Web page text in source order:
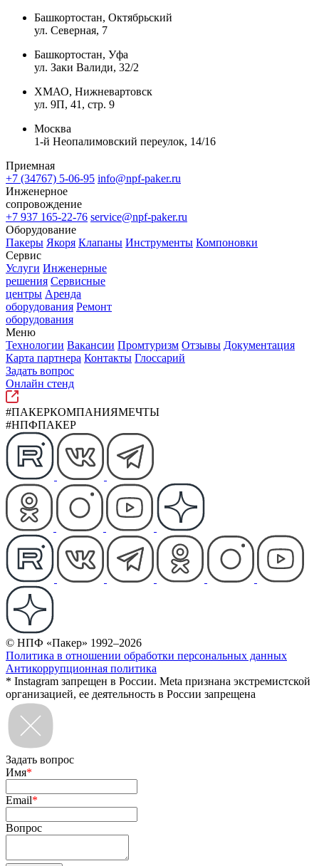
Башкортостан, Октябрьский
ул. Северная, 7
Башкортостан, Уфа
ул. Заки Валиди, 32/2
ХМАО, Нижневартовск
ул. 9П, 41, стр. 9
Москва
1-й Неопалимовский переулок, 14/16
Приемная
+7 (34767) 5-06-95 info@npf-paker.ru
Инженерное
сопровождение
+7 937 165-22-76 service@npf-paker.ru
Оборудование
Пакеры Якоря Клапаны Инструменты Компоновки
Сервис
Услуги Инженерные
решения Сервисные
центры Аренда
оборудования Ремонт
оборудования
Меню
Технологии Вакансии Промтуризм Отзывы Документация
Карта партнера Контакты Глоссарий
Задать вопрос
Онлайн стенд
#ПАКЕРКОМПАНИЯМЕЧТЫ
#НПФПАКЕР
© НПФ «Пакер» 1992–2026
Политика в отношении обработки персональных данных
Антикоррупционная политика
* Instagram запрещен в России. Meta признана экстремистской
организацией, ее деятельность в России запрещена
Задать вопрос
Имя*
Email*
Вопрос